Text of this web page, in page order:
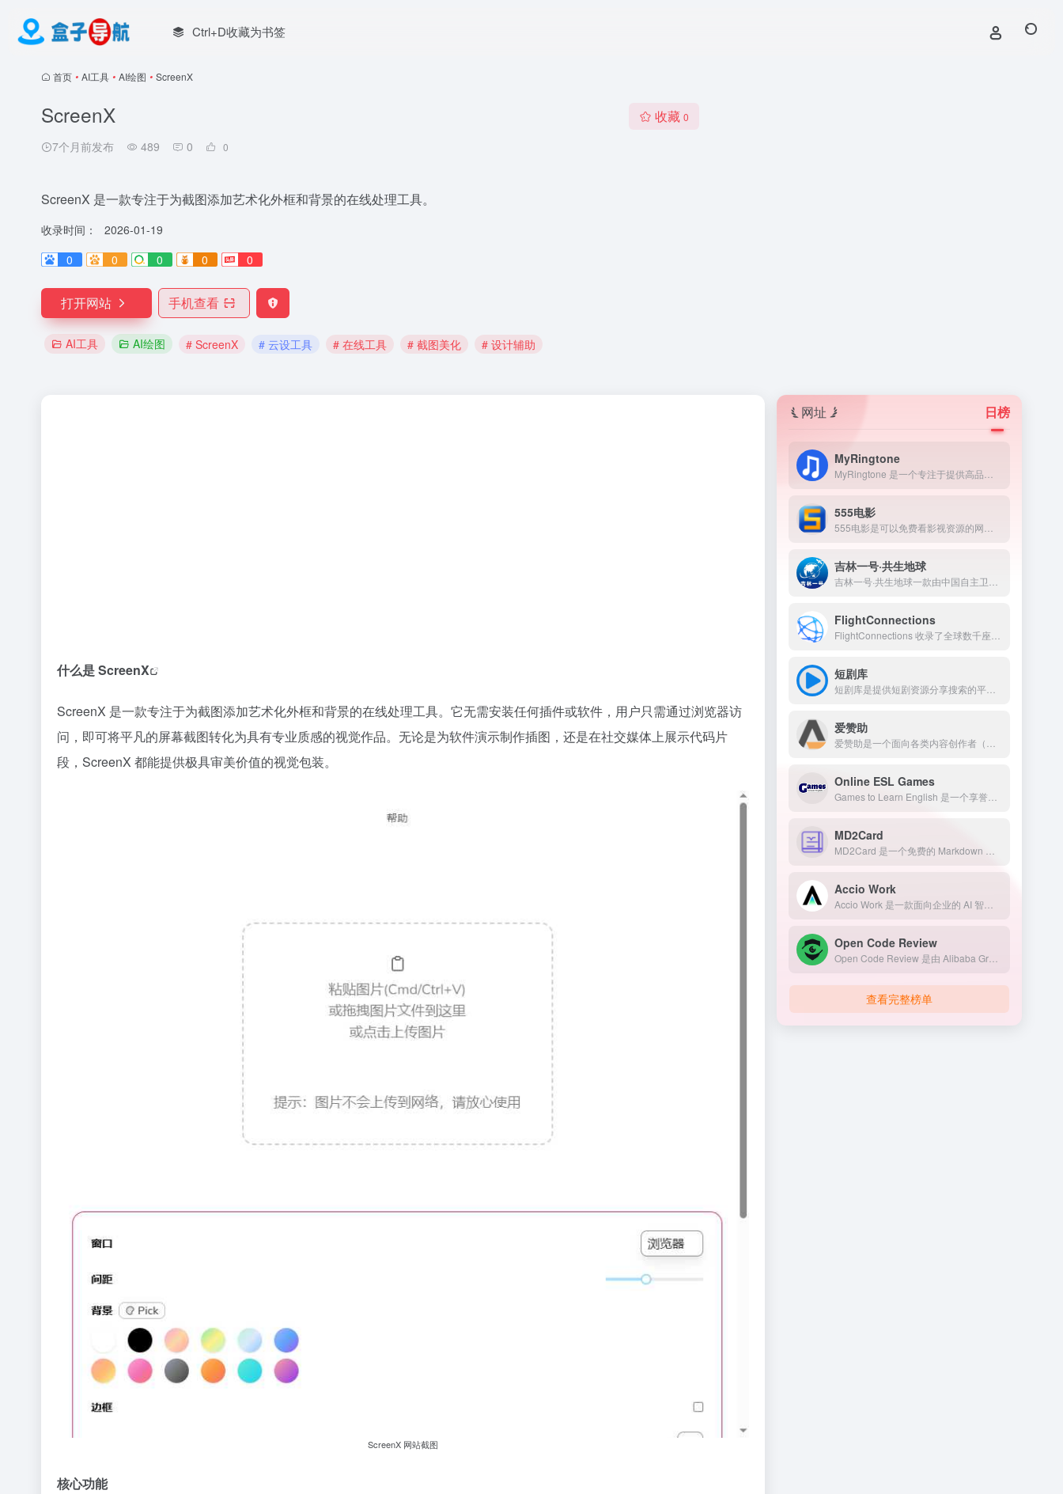
Ctrl+D收藏为书签
首页 • AI工具 • AI绘图 • ScreenX
ScreenX
7个月前发布 489 0 0
收藏 0
ScreenX 是一款专注于为截图添加艺术化外框和背景的在线处理工具。
收录时间：
2026-01-19
0
0 0 0 0
打开网站 手机查看
AI工具 AI绘图 # ScreenX # 云设工具 # 在线工具 # 截图美化 # 设计辅助
什么是ScreenX
ScreenX 是一款专注于为截图添加艺术化外框和背景的在线处理工具。它无需安装任何插件或软件，用户只需通过浏览器访
问，即可将平凡的屏幕截图转化为具有专业质感的视觉作品。无论是为软件演示制作插图，还是在社交媒体上展示代码片
段，ScreenX 都能提供极具审美价值的视觉包装。
ScreenX 网站截图
核心功能
网址 日榜
MyRingtone
555电影
吉林一号·共生地球
FlightConnections
短剧库
爱赞助
Online ESL Games
MD2Card
Accio Work
Open Code Review
查看完整榜单